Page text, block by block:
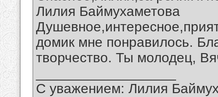
Лилия Баймухаметова
домик мне понравилось.
творчество. Ты молодец,
С уважением: Лилия